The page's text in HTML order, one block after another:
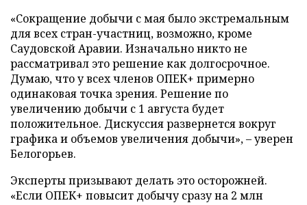
«Сокращение добычи с мая было экстремальным
для всех стран-участниц, возможно, кроме
Саудовской Аравии. Изначально никто не
рассматривал это решение как долгосрочное.
Думаю, что у всех членов ОПЕК+ примерно
одинаковая точка зрения. Решение по
увеличению добычи с 1 августа будет
положительное. Дискуссия развернется вокруг
графика и объемов увеличения добычи», – уверен
Белогорьев.
Эксперты призывают делать это осторожней.
«Если ОПЕК+ повысит добычу сразу на 2 млн